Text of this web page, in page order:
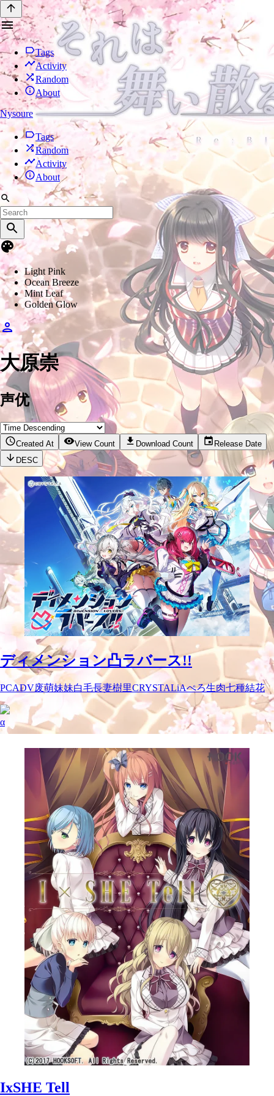
Tags
Activity
Random
About
Nysoure
Tags
Random
Activity
About
Light Pink
Ocean Breeze
Mint Leaf
Golden Glow
大原崇
声优
Created At View Count Download Count
Release Date
DESC
ディメンション凸ラバース!!
PCADV废萌妹妹白毛長妻樹里CRYSTALiAぺろ生肉七種結花
α
IxSHE Tell